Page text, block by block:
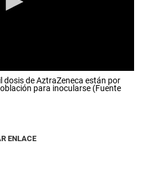
dosis de AztraZeneca están por
para inocularse (Fuente
ENLACE